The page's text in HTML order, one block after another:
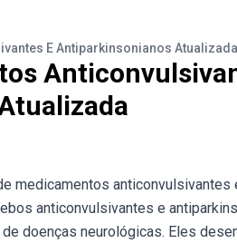
E Antiparkinsonianos Atualizada
medicamentos anticonvulsivantes
anticonvulsivantes e
doenças neurológicas. Eles